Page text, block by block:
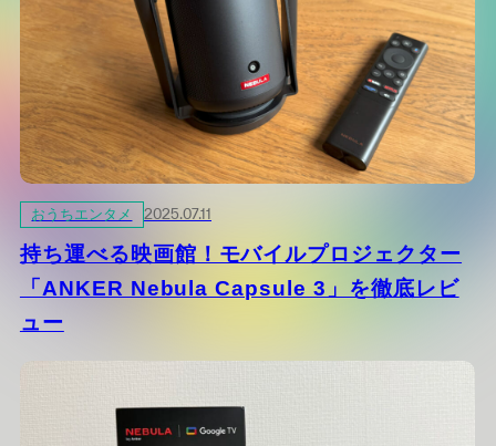
おうちエンタメ 2025.07.11
持ち運べる映画館！モバイルプロジェクター
「ANKER Nebula Capsule 3」を徹底レビ
ュー